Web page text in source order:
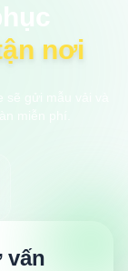
nơi
vấn